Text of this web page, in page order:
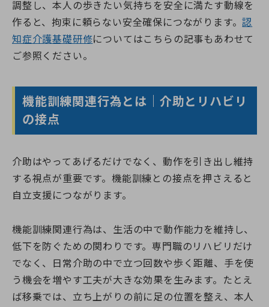
調整し、本人の歩きたい気持ちを安全に満たす動線を
作ると、拘束に頼らない安全確保につながります。認
知症介護基礎研修についてはこちらの記事もあわせて
ご参照ください。
機能訓練関連行為とは｜介助とリハビリ
の接点
介助はやってあげるだけでなく、動作を引き出し維持
する視点が重要です。機能訓練との接点を押さえると
自立支援につながります。
機能訓練関連行為は、生活の中で動作能力を維持し、
低下を防ぐための関わりです。専門職のリハビリだけ
でなく、日常介助の中で立つ回数や歩く距離、手を使
う機会を増やす工夫が大きな効果を生みます。たとえ
ば移乗では、立ち上がりの前に足の位置を整え、本人